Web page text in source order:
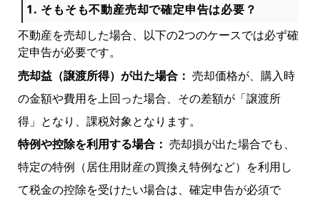
1. そもそも不動産売却で確定申告は必要？
不動産を売却した場合、以下の2つのケースでは必ず確
定申告が必要です。
売却益（譲渡所得）が出た場合： 売却価格が、購入時
の金額や費用を上回った場合、その差額が「譲渡所
得」となり、課税対象となります。
特例や控除を利用する場合： 売却損が出た場合でも、
特定の特例（居住用財産の買換え特例など）を利用し
て税金の控除を受けたい場合は、確定申告が必須で